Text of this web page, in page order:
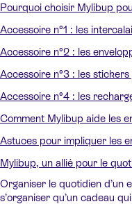
Pourquoi choisir Mylibup
Accessoire n°1 : les
Accessoire n°2 : les
Accessoire n°3 : les
Accessoire n°4 : les
Comment Mylibup aide les
Astuces pour impliquer les
Mylibup, un allié pour le
Organiser le quotidien d’un
s’organiser qu’un cadeau